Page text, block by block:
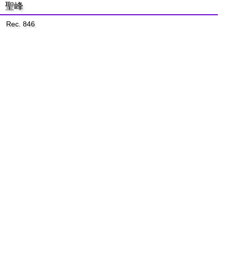
聖峰
Rec. 846